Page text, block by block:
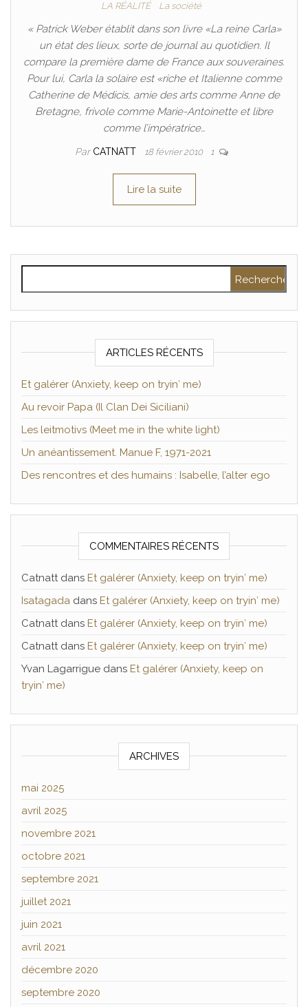
LA RÉALITÉ La société
« Patrick Weber établit dans son livre «La reine Carla»
un état des lieux, sorte de journal au quotidien. Il
compare la première dame de France aux souveraines.
Pour lui, Carla la solaire est «riche et Italienne comme
Catherine de Médicis, amie des arts comme Anne de
Bretagne, frivole comme Marie-Antoinette et libre
comme l’impératrice…
Par CATNATT 18 février 2010 1
Lire la suite
ARTICLES RÉCENTS
Et galérer (Anxiety, keep on tryin′ me)
Au revoir Papa (Il Clan Dei Siciliani)
Les leitmotivs (Meet me in the white light)
Un anéantissement. Manue F, 1971-2021
Des rencontres et des humains : Isabelle, l’alter ego
COMMENTAIRES RÉCENTS
Catnattdans Et galérer (Anxiety, keep on tryin′ me)
Isatagada dans Et galérer (Anxiety, keep on tryin′ me)
Catnattdans Et galérer (Anxiety, keep on tryin′ me)
Catnattdans Et galérer (Anxiety, keep on tryin′ me)
Yvan Lagarrigue dans Et galérer (Anxiety, keep on
tryin′ me)
ARCHIVES
mai 2025
avril 2025
novembre 2021
octobre 2021
septembre 2021
juillet 2021
juin 2021
avril 2021
décembre 2020
septembre 2020